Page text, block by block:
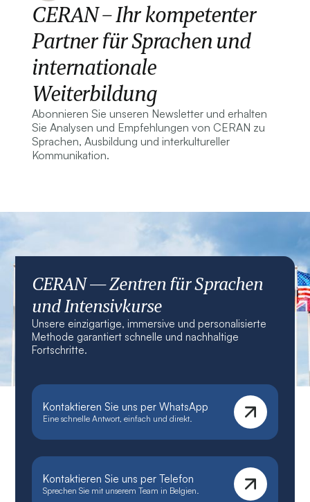
CERAN – Ihr kompetenter
Partner für Sprachen und
internationale
Weiterbildung
Abonnieren Sie unseren Newsletter und erhalten
Sie Analysen und Empfehlungen von CERAN zu
Sprachen, Ausbildung und interkultureller
Kommunikation.
CERAN — Zentren für Sprachen
und Intensivkurse
Unsere einzigartige, immersive und personalisierte
Methode garantiert schnelle und nachhaltige
Fortschritte.
Kontaktieren Sie uns per WhatsApp
Eine schnelle Antwort, einfach und direkt.
Kontaktieren Sie uns per Telefon
Sprechen Sie mit unserem Team in Belgien.